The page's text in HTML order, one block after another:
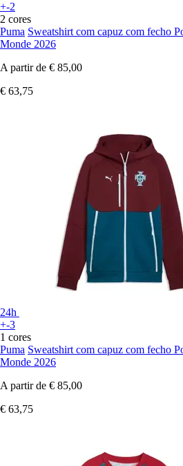
+-2
2 cores
Puma Sweatshirt com capuz com fecho
Monde 2026
A partir de € 85,00
€ 63,75
24h
+-3
1 cores
Puma Sweatshirt com capuz com fecho
Monde 2026
A partir de € 85,00
€ 63,75